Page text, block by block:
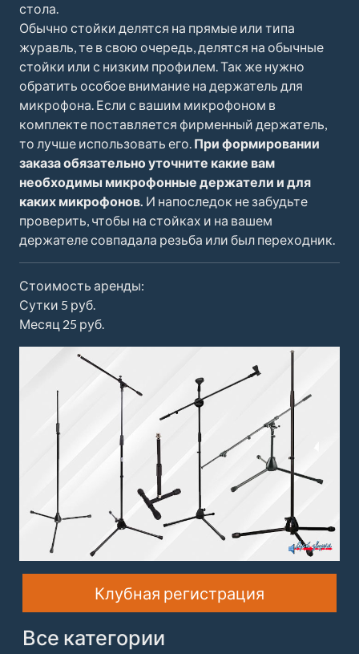
стола.
Обычно стойки делятся на прямые или типа
журавль, те в свою очередь, делятся на обычные
стойки или с низким профилем. Так же нужно
обратить особое внимание на держатель для
микрофона. Если с вашим микрофоном в
комплекте поставляется фирменный держатель,
то лучше использовать его. При формировании
заказа обязательно уточните какие вам
необходимы микрофонные держатели и для
каких микрофонов. И напоследок не забудьте
проверить, чтобы на стойках и на вашем
держателе совпадала резьба или был переходник.
Стоимость аренды:
Сутки 5 руб.
Месяц 25 руб.
Клубная регистрация
Все категории